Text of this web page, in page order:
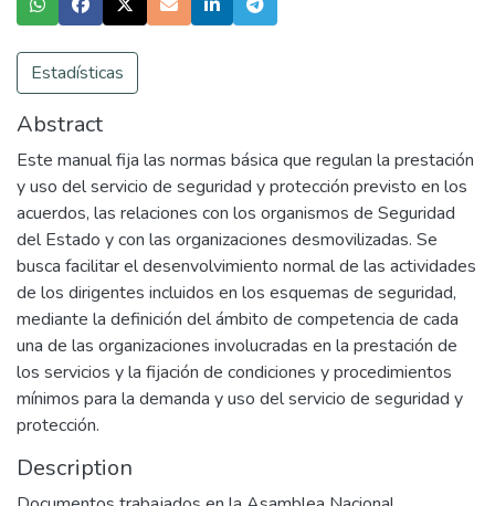
Estadísticas
Abstract
Este manual fija las normas básica que regulan la prestación
y uso del servicio de seguridad y protección previsto en los
acuerdos, las relaciones con los organismos de Seguridad
del Estado y con las organizaciones desmovilizadas. Se
busca facilitar el desenvolvimiento normal de las actividades
de los dirigentes incluidos en los esquemas de seguridad,
mediante la definición del ámbito de competencia de cada
una de las organizaciones involucradas en la prestación de
los servicios y la fijación de condiciones y procedimientos
mínimos para la demanda y uso del servicio de seguridad y
protección.
Description